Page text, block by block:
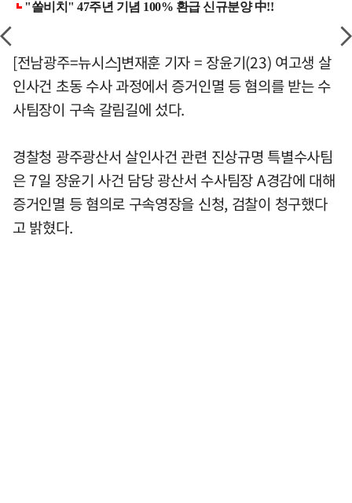
[전남광주=뉴시스]변재훈 기자 = 장윤기(23) 여고생 살
인사건 초동 수사 과정에서 증거인멸 등 혐의를 받는 수
사팀장이 구속 갈림길에 섰다.
경찰청 광주광산서 살인사건 관련 진상규명 특별수사팀
은 7일 장윤기 사건 담당 광산서 수사팀장 A경감에 대해
증거인멸 등 혐의로 구속영장을 신청, 검찰이 청구했다
고 밝혔다.